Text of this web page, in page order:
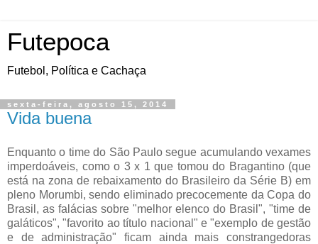
Futepoca
Futebol, Política e Cachaça
sexta-feira, agosto 15, 2014
Vida buena
Enquanto o time do São Paulo segue acumulando vexames
imperdoáveis, como o 3 x 1 que tomou do Bragantino (que
está na zona de rebaixamento do Brasileiro da Série B) em
pleno Morumbi, sendo eliminado precocemente da Copa do
Brasil, as falácias sobre "melhor elenco do Brasil", "time de
galáticos", "favorito ao título nacional" e "exemplo de gestão
e de administração" ficam ainda mais constrangedoras